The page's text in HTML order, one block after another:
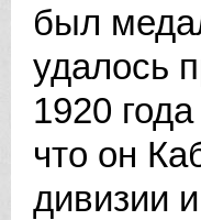
был
удалось
1920
что он
дивизии